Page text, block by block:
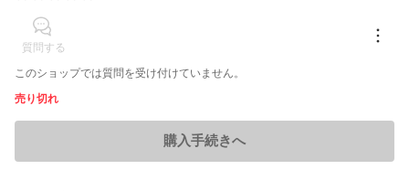
質問する
このショップでは質問を受け付けていません。
売り切れ
購入手続きへ